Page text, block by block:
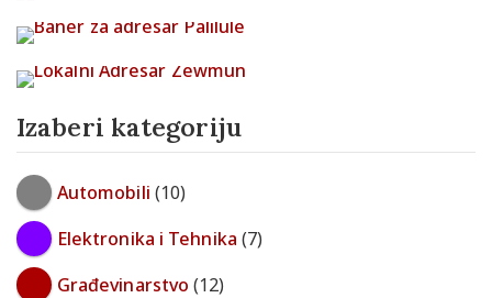
Izaberi kategoriju
Automobili (10)
Elektronika i Tehnika (7)
Građevinarstvo (12)